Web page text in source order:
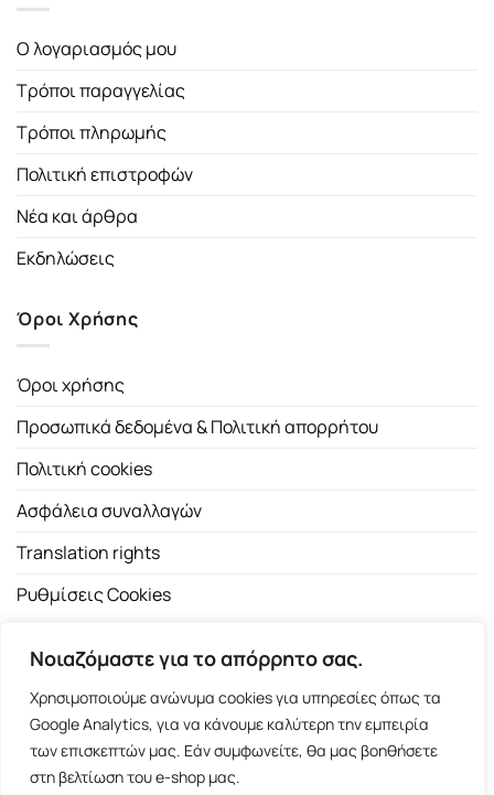
Νοιαζόμαστε για το απόρρητο σας.
Χρησιμοποιούμε ανώνυμα cookies για υπηρεσίες όπως τα
Google Analytics, για να κάνουμε καλύτερη την εμπειρία
των επισκεπτών μας. Εάν συμφωνείτε, θα μας βοηθήσετε
στη βελτίωση του e-shop μας.
Ο λογαριασμός μου
Τρόποι παραγγελίας
Τρόποι πληρωμής
Πολιτική επιστροφών
Νέα και άρθρα
Εκδηλώσεις
Όροι Χρήσης
Όροι χρήσης
Προσωπικά δεδομένα & Πολιτική απορρήτου
Πολιτική cookies
Ασφάλεια συναλλαγών
Translation rights
Ρυθμίσεις Cookies
Copyright 2026 ©Εκδοτικός Οίκος Α.Α. Λιβάνη| All rights
reserved.